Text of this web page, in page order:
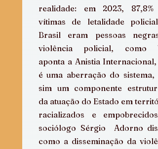
realidade: em 2023, 87,8%
vítimas de letalidade policial
Brasil eram pessoas
violência policial, como
aponta a Anistia Internacional,
é uma aberração do sistema,
sim um componente
da atuação do Estado em
racializados e
sociólogo Sérgio  Adorno
como a disseminação da